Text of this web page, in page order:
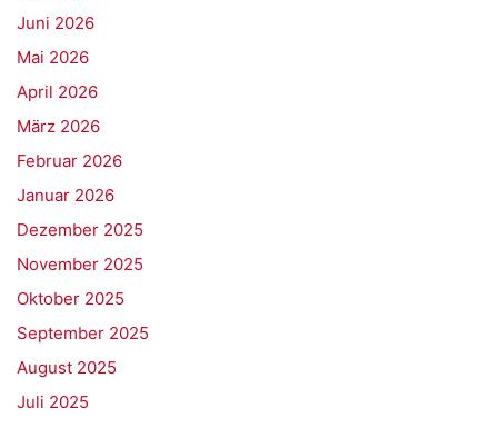
Juni 2026
Mai 2026
April 2026
März 2026
Februar 2026
Januar 2026
Dezember 2025
November 2025
Oktober 2025
September 2025
August 2025
Juli 2025